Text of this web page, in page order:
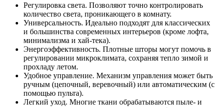
Регулировка света. Позволяют точно контролировать
количество света, проникающего в комнату.
Универсальность. Идеально подходят для классических
и большинства современных интерьеров (кроме лофта,
минимализма и хай-тека).
Энергоэффективность. Плотные шторы могут помочь в
регулировании микроклимата, сохраняя тепло зимой и
прохладу летом.
Удобное управление. Механизм управления может быть
ручным (цепочный, веревочный) или автоматическим (с
помощью пульта).
Легкий уход. Многие ткани обрабатываются пыле- и